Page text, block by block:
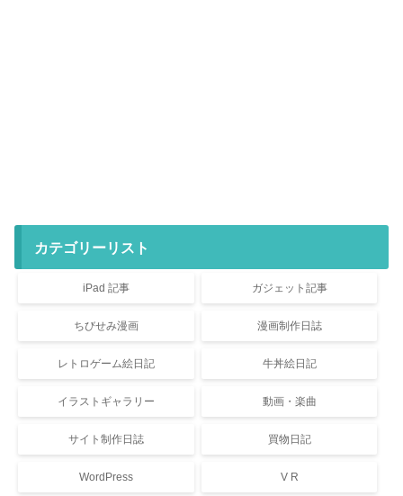
カテゴリーリスト
iPad 記事 ガジェット記事
ちびせみ漫画 漫画制作日誌
レトロゲーム絵日記 牛丼絵日記
イラストギャラリー 動画・楽曲
サイト制作日誌 買物日記
WordPress V R